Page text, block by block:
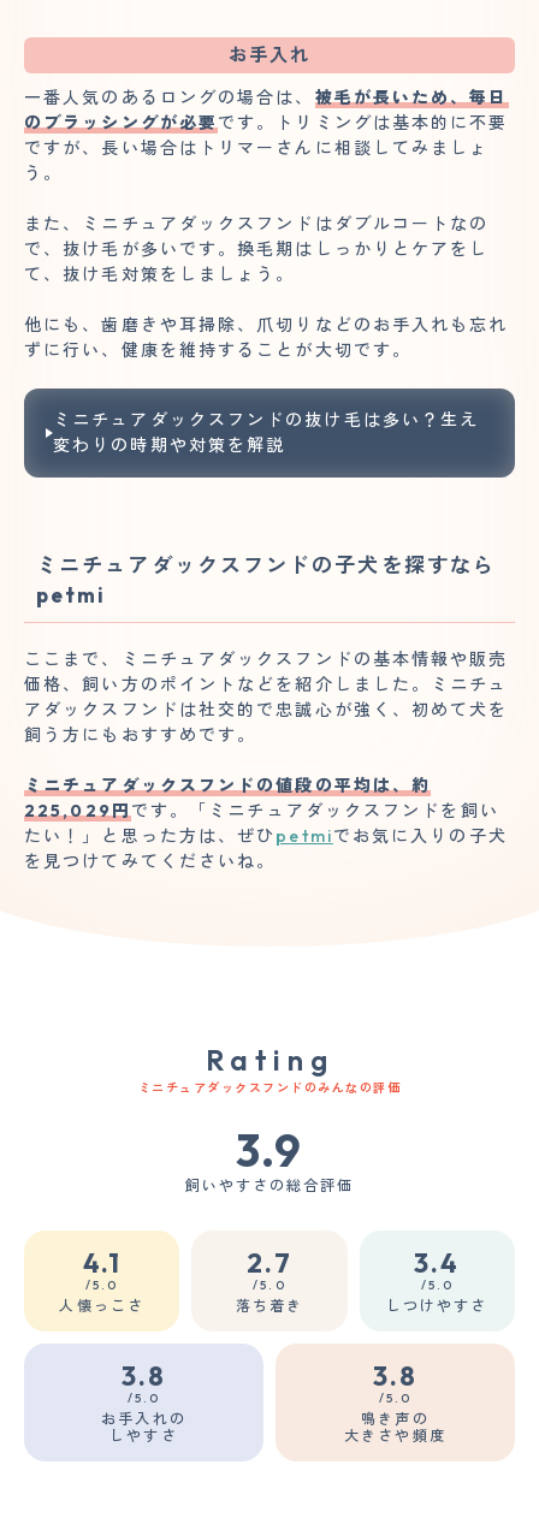
お手入れ
一番人気のあるロングの場合は、 被毛が長いため、毎日
のブラッシングが必要 です。トリミングは基本的に不要
ですが、長い場合はトリマーさんに相談してみましょ
う。
また、ミニチュアダックスフンドはダブルコートなの
で、抜け毛が多いです。換毛期はしっかりとケアをし
て、抜け毛対策をしましょう。
他にも、歯磨きや耳掃除、爪切りなどのお手入れも忘れ
ずに行い、健康を維持することが大切です。
ミニチュアダックスフンドの抜け毛は多い？生え
変わりの時期や対策を解説
ミニチュアダックスフンドの子犬を探すなら
petmi
ここまで、ミニチュアダックスフンドの基本情報や販売
価格、飼い方のポイントなどを紹介しました。ミニチュ
アダックスフンドは社交的で忠誠心が強く、初めて犬を
飼う方にもおすすめです。
ミニチュアダックスフンドの値段の平均は、約
225,029円 です。「ミニチュアダックスフンドを飼い
たい！」と思った方は、ぜひ petmiでお気に入りの子犬
を見つけてみてくださいね。
Rating
ミニチュアダックスフンドのみんなの評価
3.9
飼いやすさの総合評価
4.1
/5.0
人懐っこさ
2.7
/5.0
落ち着き
3.4
/5.0
しつけやすさ
3.8
/5.0
お手入れの
しやすさ
3.8
/5.0
鳴き声の
大きさや頻度